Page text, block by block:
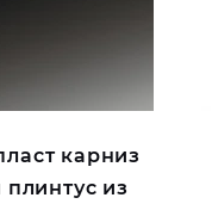
карниз
из